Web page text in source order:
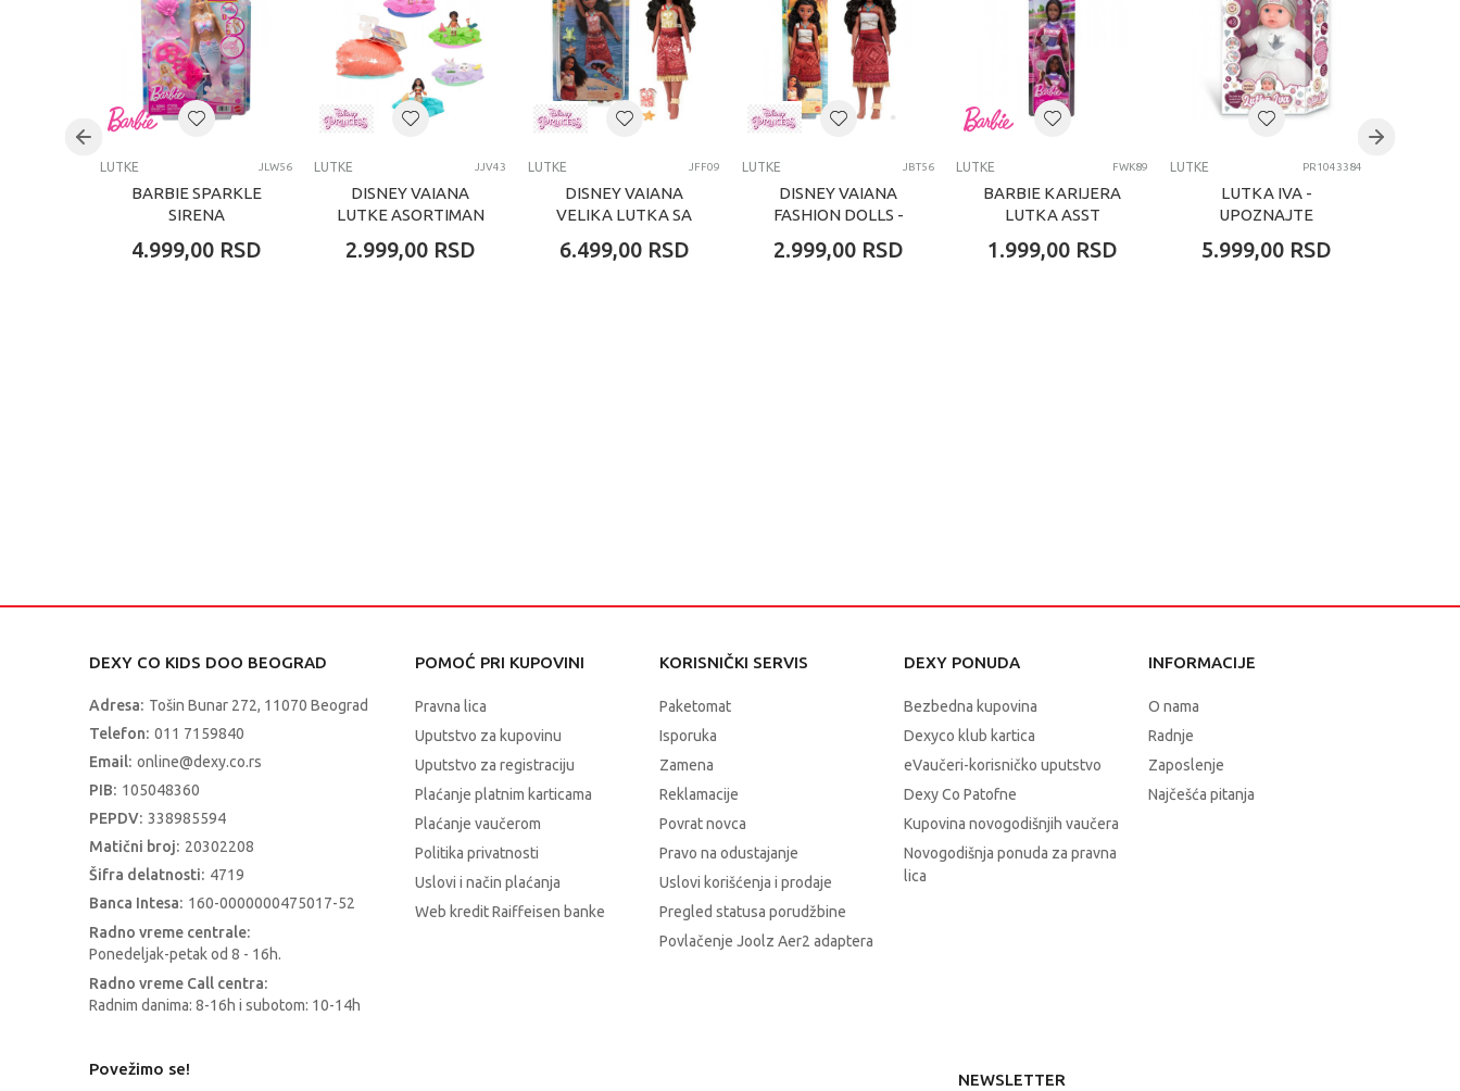
Pol univerzalno
Uzrast 1-3 godine
Kategorija LUTKE
LUTKE JLW56
BARBIE SPARKLE
SIRENA
4.999,00 RSD
LUTKE JJV43
DISNEY VAIANA
LUTKE ASORTIMAN
2.999,00 RSD
LUTKE JFF09
DISNEY VAIANA
VELIKA LUTKA SA
6.499,00 RSD
LUTKE JBT56
DISNEY VAIANA
FASHION DOLLS -
2.999,00 RSD
LUTKE FWK89
BARBIE KARIJERA
LUTKA ASST
1.999,00 RSD
LUTKE PR1043384
LUTKA IVA -
UPOZNAJTE
5.999,00 RSD
DEXY CO KIDS DOO BEOGRAD
Adresa: Tošin Bunar 272, 11070 Beograd
Telefon: 011 7159840
Email: online@dexy.co.rs
PIB: 105048360
PEPDV: 338985594
Matični broj: 20302208
Šifra delatnosti: 4719
Banca Intesa: 160-0000000475017-52
Radno vreme centrale:
Ponedeljak-petak od 8 - 16h.
Radno vreme Call centra:
Radnim danima: 8-16h i subotom: 10-14h
POMOĆ PRI KUPOVINI
Pravna lica
Uputstvo za kupovinu
Uputstvo za registraciju
Plaćanje platnim karticama
Plaćanje vaučerom
Politika privatnosti
Uslovi i način plaćanja
Web kredit Raiffeisen banke
KORISNIČKI SERVIS
Paketomat
Isporuka
Zamena
Reklamacije
Povrat novca
Pravo na odustajanje
Uslovi korišćenja i prodaje
Pregled statusa porudžbine
Povlačenje Joolz Aer2 adaptera
DEXY PONUDA
Bezbedna kupovina
Dexyco klub kartica
eVaučeri-korisničko uputstvo
Dexy Co Patofne
Kupovina novogodišnjih vaučera
Novogodišnja ponuda za pravna
lica
INFORMACIJE
O nama
Radnje
Zaposlenje
Najčešća pitanja
Povežimo se!
NEWSLETTER